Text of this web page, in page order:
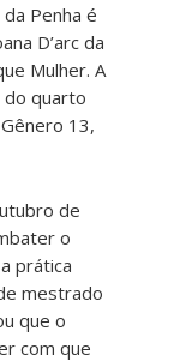
Penha é
D’arc da
Mulher. A
do quarto
13,
de
o
prática
mestrado
que o
com que